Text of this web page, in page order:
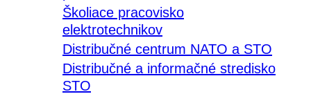
Školiace pracovisko
elektrotechnikov
Distribučné centrum NATO a STO
Distribučné a informačné stredisko
STO